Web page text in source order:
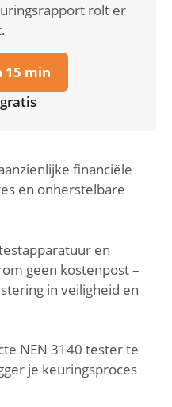
rolt er
15 min
financiële
en onherstelbare
en
geen kostenpost –
in veiligheid en
NEN 3140 tester te
je keuringsproces